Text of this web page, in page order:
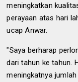
meningkatkan
perayaan atas hari
ucap Anwar.
"Saya berharap
dari tahun ke tahun.
meningkatnya